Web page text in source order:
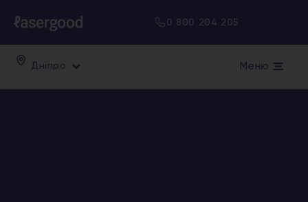
0 800 204 205
Дніпро Меню